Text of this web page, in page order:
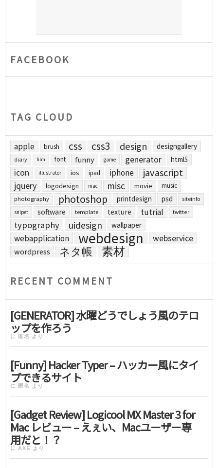
FACEBOOK
TAG CLOUD
apple brush css css3 design designgallery
diary film font funny game generator html5
icon illustrator ios ipad iphone javascript
jquery logodesign mac misc movie music
photography photoshop printdesign psd siteinfo
snipet software template texture tutrial twitter
typography uidesign wallpaper
webapplication webdesign webservice
wordpress ネタ帳 素材
RECENT COMMENT
[GENERATOR] 水曜どうでしょう風のテロ
ップを作ろう
に 匿名 より
[Funny] Hacker Typer – ハッカー風にタイ
プできるサイト
に 匿名 より
[Gadget Review] Logicool MX Master 3 for
Mac レビュー – えぇい、Macユーザー専
用だと！？
に AXE より